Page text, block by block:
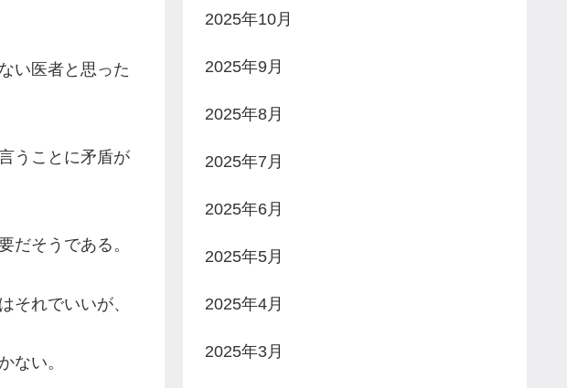
い医者と思った
うことに矛盾が
だそうである。
それでいいが、
ない。
2025年10月
2025年9月
2025年8月
2025年7月
2025年6月
2025年5月
2025年4月
2025年3月